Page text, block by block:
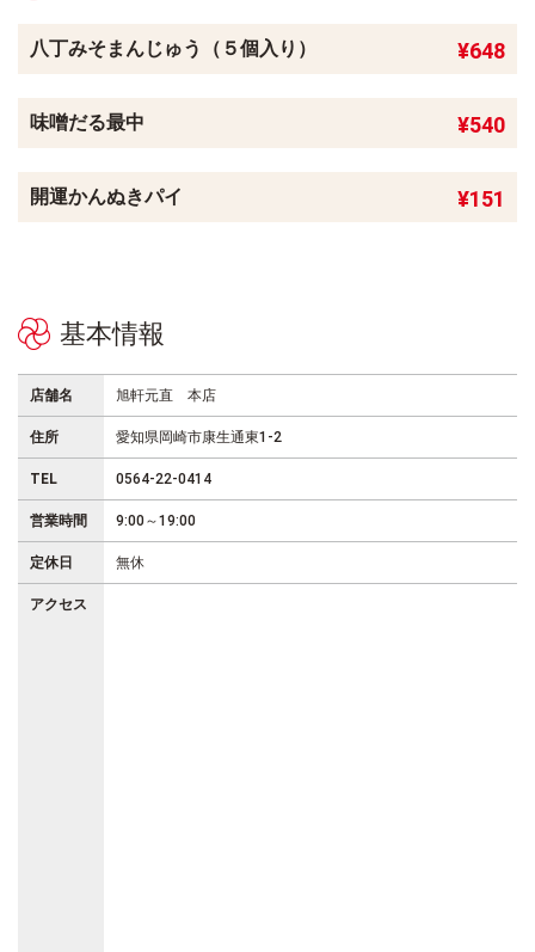
八丁みそまんじゅう（５個入り） ¥648
味噌だる最中 ¥540
開運かんぬきパイ ¥151
基本情報
店舗名 旭軒元直 本店
住所 愛知県岡崎市康生通東1-2
TEL 0564-22-0414
営業時間 9:00～19:00
定休日 無休
アクセス